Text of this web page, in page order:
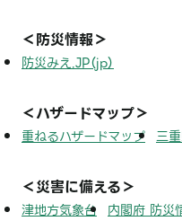
＜防災情報＞
防災みえ.JP（jp）
＜ハザードマップ＞
重ねるハザードマップ 三
＜災害に備える＞
津地方気象台
内閣府 防災